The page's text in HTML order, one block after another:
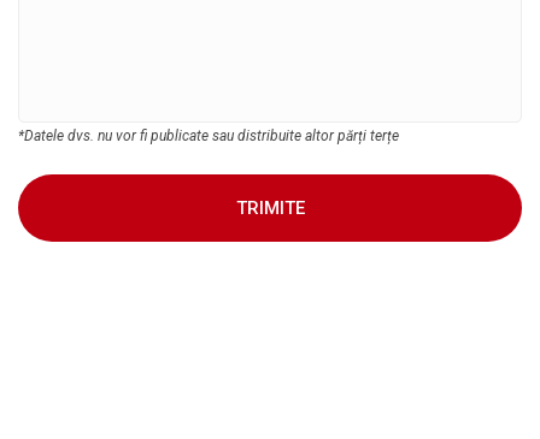
*Datele dvs. nu vor fi publicate sau distribuite altor părți terțe
TRIMITE